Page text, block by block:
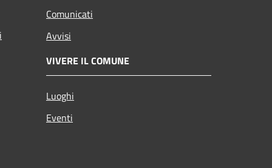
Comunicati
Avvisi
VIVERE IL COMUNE
Luoghi
Eventi